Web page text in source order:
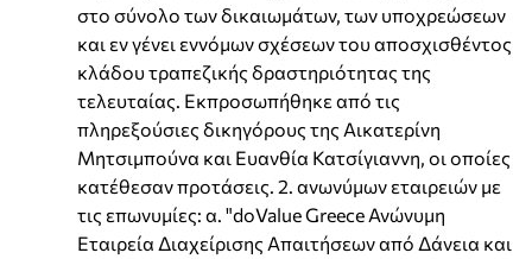
στο σύνολο των δικαιωμάτων, των υποχρεώσεων
και εν γένει εννόμων σχέσεων του αποσχισθέντος
κλάδου τραπεζικής δραστηριότητας της
τελευταίας. Εκπροσωπήθηκε από τις
πληρεξούσιες δικηγόρους της Αικατερίνη
Μητσιμπούνα και Ευανθία Κατσίγιαννη, οι οποίες
κατέθεσαν προτάσεις. 2. ανωνύμων εταιρειών με
τις επωνυμίες: α. "doValue Greece Ανώνυμη
Εταιρεία Διαχείρισης Απαιτήσεων από Δάνεια και